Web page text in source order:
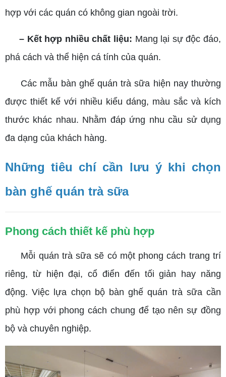
hợp với các quán có không gian ngoài trời.
– Kết hợp nhiều chất liệu: Mang lại sự độc đáo,
phá cách và thể hiện cá tính của quán.
Các mẫu bàn ghế quán trà sữa hiện nay thường
được thiết kế với nhiều kiểu dáng, màu sắc và kích
thước khác nhau. Nhằm đáp ứng nhu cầu sử dụng
đa dạng của khách hàng.
Những tiêu chí cần lưu ý khi chọn
bàn ghế quán trà sữa
Phong cách thiết kế phù hợp
Mỗi quán trà sữa sẽ có một phong cách trang trí
riêng, từ hiện đại, cổ điển đến tối giản hay năng
động. Việc lựa chọn bộ bàn ghế quán trà sữa cần
phù hợp với phong cách chung để tạo nên sự đồng
bộ và chuyên nghiệp.